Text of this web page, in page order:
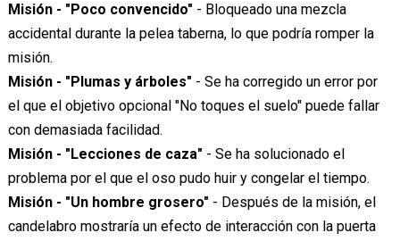
Misión - "Poco convencido" - Bloqueado una mezcla
accidental durante la pelea taberna, lo que podría romper la
misión.
Misión - "Plumas y árboles" - Se ha corregido un error por
el que el objetivo opcional "No toques el suelo" puede fallar
con demasiada facilidad.
Misión - "Lecciones de caza" - Se ha solucionado el
problema por el que el oso pudo huir y congelar el tiempo.
Misión - "Un hombre grosero" - Después de la misión, el
candelabro mostraría un efecto de interacción con la puerta